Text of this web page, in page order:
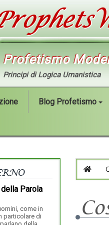
Profetismo
Principi di Logica Umanistica
Blog Profetismo
HOME
Parola
come in
particolare di
se non si
secondo i